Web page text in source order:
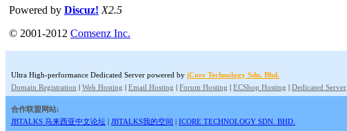
Powered by Discuz! X2.5
© 2001-2012 Comsenz Inc.
Ultra High-performance Dedicated Server powered by iCore Technology Sdn. Bhd.
Domain Registration | Web Hosting | Email Hosting | Forum Hosting | ECShop Hosting | Dedicated Server
合作联盟网站:
JBTALKS 马来西亚中文论坛 | JBTALKS我的空间 | ICORE TECHNOLOGY SDN. BHD.